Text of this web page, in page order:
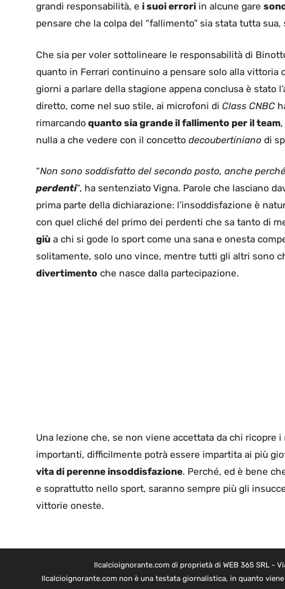
grandi responsabilità, e i suoi errori in alcune gare
pensare che la colpa del “fallimento” sia stata tutta
Che sia per voler sottolineare le responsabilità di
quanto in Ferrari continuino a pensare solo alla vittoria
giorni a parlare della stagione appena conclusa è stato
diretto, come nel suo stile, ai microfoni di Class CNBC
rimarcando quanto sia grande il fallimento per il team
nulla a che vedere con il concetto decoubertiniano di
“Non sono soddisfatto del secondo posto, anche perché
perdenti“, ha sentenziato Vigna. Parole che lasciano
prima parte della dichiarazione: l’insoddisfazione è
con quel cliché del primo dei perdenti che sa tanto di
giù a chi si gode lo sport come una sana e onesta
solitamente, solo uno vince, mentre tutti gli altri sono
divertimento che nasce dalla partecipazione.
Una lezione che, se non viene accettata da chi ricopre
importanti, difficilmente potrà essere impartita ai più
vita di perenne insoddisfazione. Perché, ed è bene
e soprattutto nello sport, saranno sempre più gli
vittorie oneste.
Ilcalcioignorante.com di proprietà di WEB 365 SRL -
Ilcalcioignorante.com non è una testata giornalistica, in quanto